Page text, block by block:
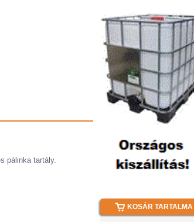
pálinka tartály.
KOSÁR TARTALMA